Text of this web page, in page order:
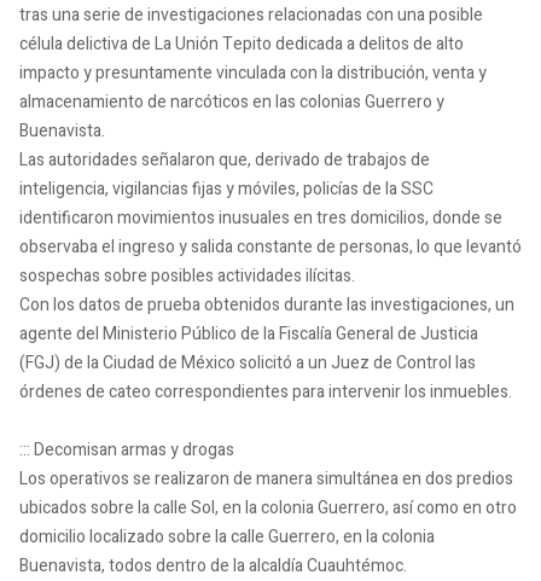
tras una serie de investigaciones relacionadas con una posible
célula delictiva de La Unión Tepito dedicada a delitos de alto
impacto y presuntamente vinculada con la distribución, venta y
almacenamiento de narcóticos en las colonias Guerrero y
Buenavista.
Las autoridades señalaron que, derivado de trabajos de
inteligencia, vigilancias fijas y móviles, policías de la SSC
identificaron movimientos inusuales en tres domicilios, donde se
observaba el ingreso y salida constante de personas, lo que levantó
sospechas sobre posibles actividades ilícitas.
Con los datos de prueba obtenidos durante las investigaciones, un
agente del Ministerio Público de la Fiscalía General de Justicia
(FGJ) de la Ciudad de México solicitó a un Juez de Control las
órdenes de cateo correspondientes para intervenir los inmuebles.
::: Decomisan armas y drogas
Los operativos se realizaron de manera simultánea en dos predios
ubicados sobre la calle Sol, en la colonia Guerrero, así como en otro
domicilio localizado sobre la calle Guerrero, en la colonia
Buenavista, todos dentro de la alcaldía Cuauhtémoc.